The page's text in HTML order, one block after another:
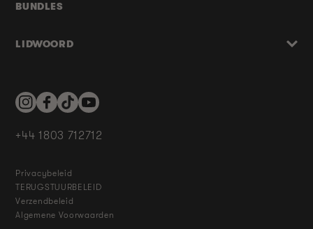
BUNDLES
LIDWOORD
InstagramFacebookTikTokYouTube
+44 1803 712712
Privacybeleid
TERUGSTUURBELEID
Verzendbeleid
Algemene Voorwaarden